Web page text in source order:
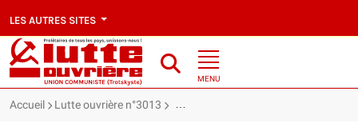
LES AUTRES SITES
MENU
Accueil Lutte ouvrière n°3013 Prisons : une situation catastrophique